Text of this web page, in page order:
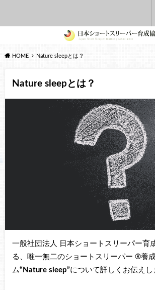
HOME Nature sleepとは？
Nature sleepとは？
一般社団法人 日本ショートスリーパー育
る、唯一無二のショートスリーパー ®養
ム“Nature sleep”について詳しくお伝えし